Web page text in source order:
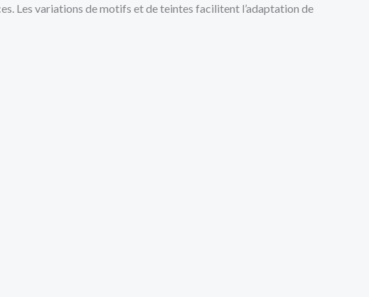
Les variations de motifs et de teintes facilitent l’adaptation de